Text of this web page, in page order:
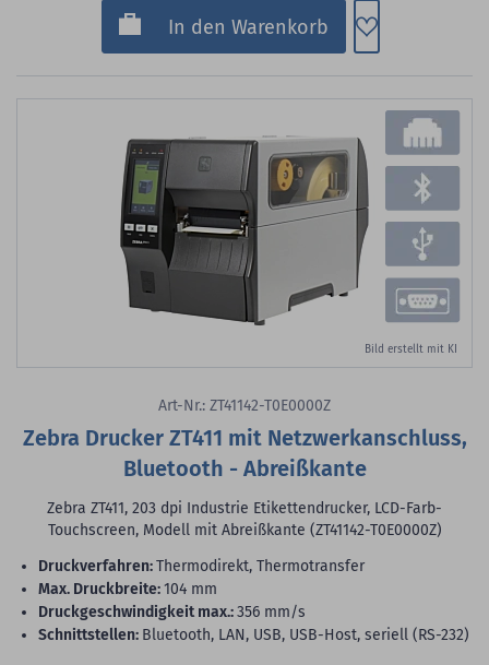
In den Warenkorb Zum
Bild erstellt mit KI
Art-Nr.: ZT41142-T0E0000Z
Zebra Drucker ZT411 mit Netzwerkanschluss,
Bluetooth - Abreißkante
Zebra ZT411, 203 dpi Industrie Etikettendrucker, LCD-Farb-
Touchscreen, Modell mit Abreißkante (ZT41142-T0E0000Z)
Druckverfahren:Thermodirekt, Thermotransfer
max. Druckbreite:104 mm
Druckgeschwindigkeit max.:356 mm/s
Schnittstellen: Bluetooth, LAN, USB, USB-Host, seriell (RS-232)